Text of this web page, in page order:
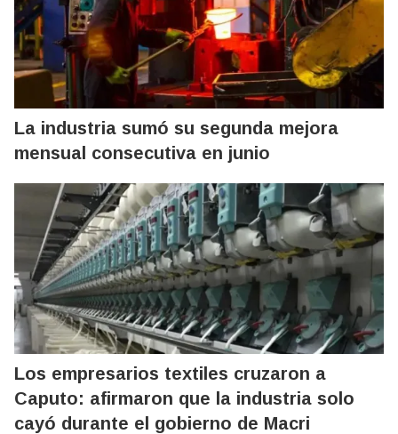
La industria sumó su segunda mejora
mensual consecutiva en junio
Los empresarios textiles cruzaron a
Caputo: afirmaron que la industria solo
cayó durante el gobierno de Macri